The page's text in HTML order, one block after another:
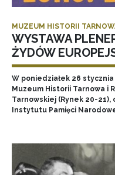
MUZEUM HISTORII
WYSTAWA
ŻYDÓW
W poniedziałek 26
Muzeum Historii Tarnowa i
Tarnowskiej (Rynek 20-
Instytutu Pamięci